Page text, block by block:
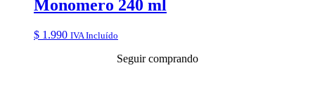
Monomero 240 ml
$ 1.990 IVA Incluído
Seguir comprando